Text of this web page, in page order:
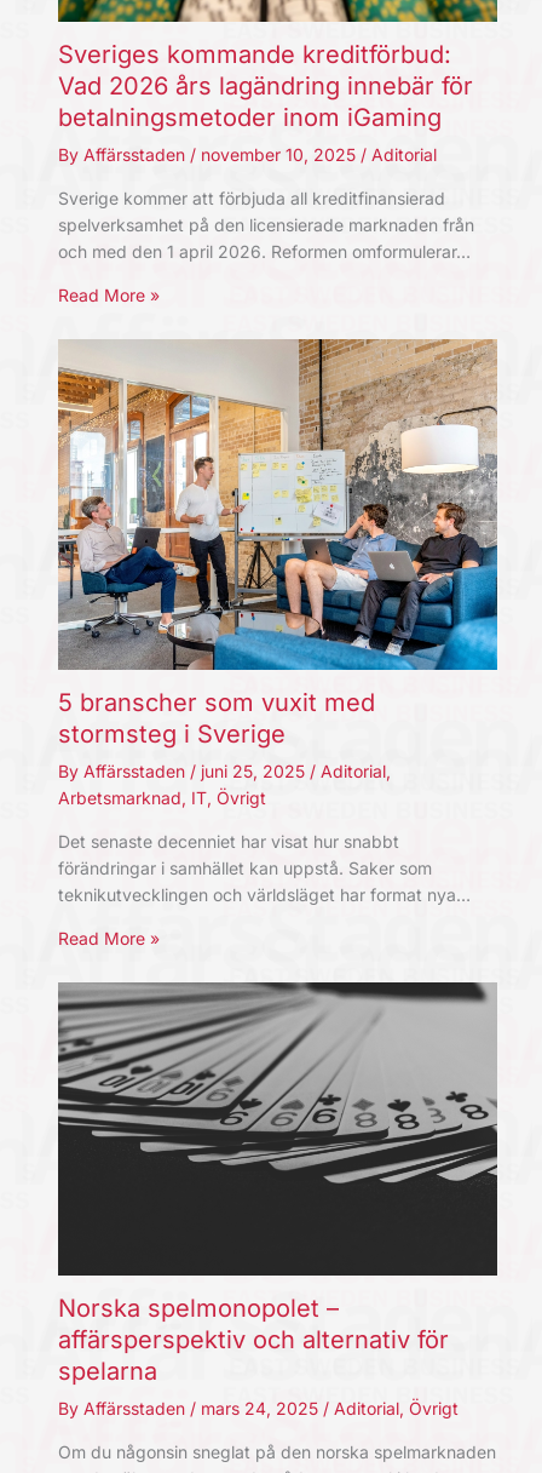
Sveriges kommande kreditförbud:
Vad 2026 års lagändring innebär för
betalningsmetoder inom iGaming
By Affärsstaden / november 10, 2025 / Aditorial
Sverige kommer att förbjuda all kreditfinansierad
spelverksamhet på den licensierade marknaden från
och med den 1 april 2026. Reformen omformulerar…
Read More »
5 branscher som vuxit med
stormsteg i Sverige
By Affärsstaden / juni 25, 2025 / Aditorial,
Arbetsmarknad, IT, Övrigt
Det senaste decenniet har visat hur snabbt
förändringar i samhället kan uppstå. Saker som
teknikutvecklingen och världsläget har format nya…
Read More »
Norska spelmonopolet –
affärsperspektiv och alternativ för
spelarna
By Affärsstaden / mars 24, 2025 / Aditorial, Övrigt
Om du någonsin sneglat på den norska spelmarknaden